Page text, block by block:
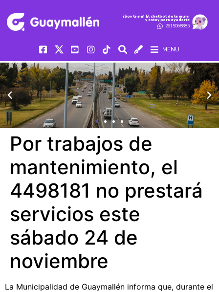
iSoy Gina! El chatbot de la muni
y estoy para ayudarte
2615068885
MENU
Por trabajos de
mantenimiento, el
4498181 no prestará
servicios este
sábado 24 de
noviembre
La Municipalidad de Guaymallén informa que, durante el